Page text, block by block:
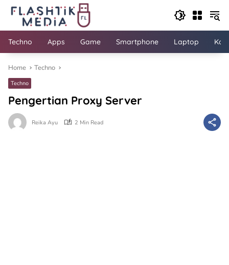
Skip
content
Techno Apps Game Smartphone Laptop
Home Techno
Techno
Pengertian Proxy Server
Reika Ayu 2 Min Read